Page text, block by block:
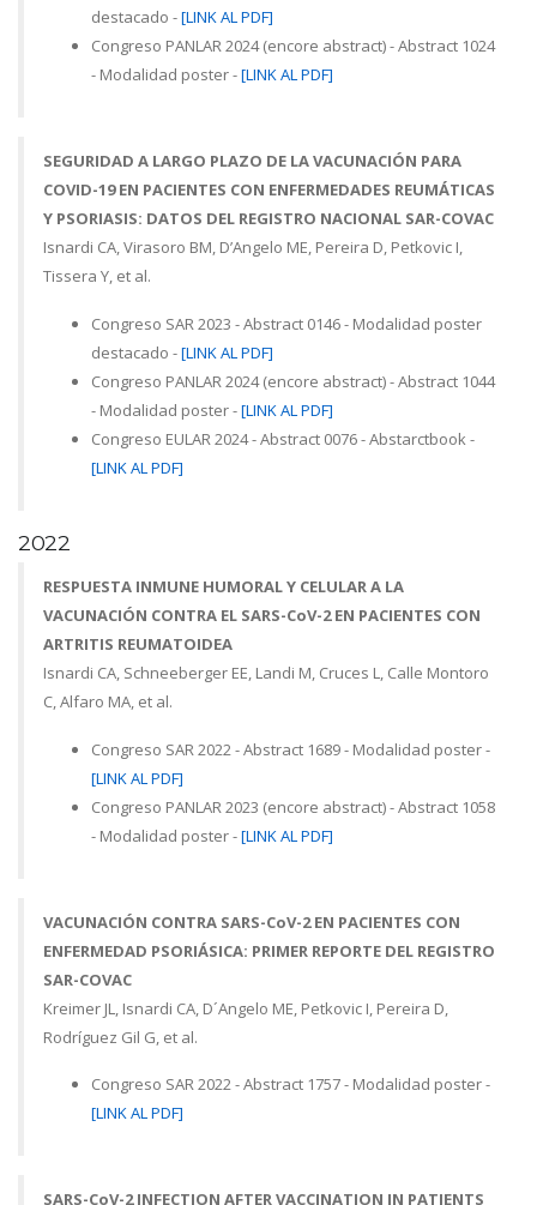
destacado -[LINK AL PDF]
Congreso PANLAR 2024 (encore abstract) - Abstract 1024
- Modalidad poster -[LINK AL PDF]
SEGURIDAD A LARGO PLAZO DE LA VACUNACIÓN PARA
COVID-19 EN PACIENTES CON ENFERMEDADES REUMÁTICAS
Y PSORIASIS: DATOS DEL REGISTRO NACIONAL SAR-COVAC
Isnardi CA, Virasoro BM, D’Angelo ME, Pereira D, Petkovic I,
Tissera Y, et al.
Congreso SAR 2023 - Abstract 0146 - Modalidad poster
destacado -[LINK AL PDF]
Congreso PANLAR 2024 (encore abstract) - Abstract 1044
- Modalidad poster -[LINK AL PDF]
Congreso EULAR 2024 - Abstract 0076 - Abstarctbook -
[LINK AL PDF]
2022
RESPUESTA INMUNE HUMORAL Y CELULAR A LA
VACUNACIÓN CONTRA EL SARS-CoV-2 EN PACIENTES CON
ARTRITIS REUMATOIDEA
Isnardi CA, Schneeberger EE, Landi M, Cruces L, Calle Montoro
C, Alfaro MA, et al.
Congreso SAR 2022 - Abstract 1689 - Modalidad poster -
[LINK AL PDF]
Congreso PANLAR 2023 (encore abstract) - Abstract 1058
- Modalidad poster -[LINK AL PDF]
VACUNACIÓN CONTRA SARS-CoV-2 EN PACIENTES CON
ENFERMEDAD PSORIÁSICA: PRIMER REPORTE DEL REGISTRO
SAR-COVAC
Kreimer JL, Isnardi CA, D´Angelo ME, Petkovic I, Pereira D,
Rodríguez Gil G, et al.
Congreso SAR 2022 - Abstract 1757 - Modalidad poster -
[LINK AL PDF]
SARS-CoV-2 INFECTION AFTER VACCINATION IN PATIENTS